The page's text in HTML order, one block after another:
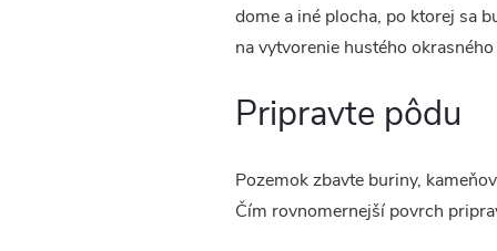
dome a iné plocha, po ktorej sa
na vytvorenie hustého
Pripravte pôdu
Pozemok zbavte buriny,
Čím rovnomernejší povrch